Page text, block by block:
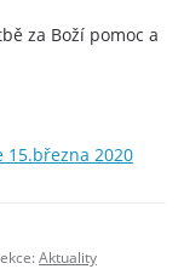
za Boží pomoc a
15.března 2020
Aktuality